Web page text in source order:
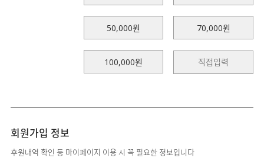
50,000원 70,000원
100,000원
회원가입 정보
후원내역 확인 등 마이페이지 이용 시 꼭 필요한 정보입니다